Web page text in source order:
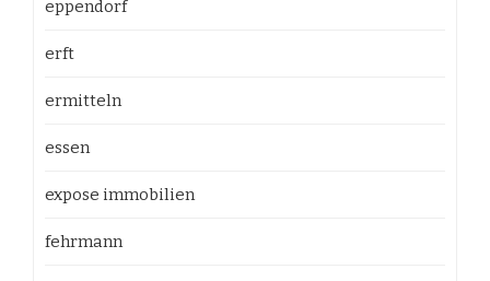
eppendorf
erft
ermitteln
essen
expose immobilien
fehrmann